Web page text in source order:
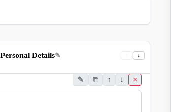
Personal Details✎ ↓
✎ ⧉ ↑ ↓ ×